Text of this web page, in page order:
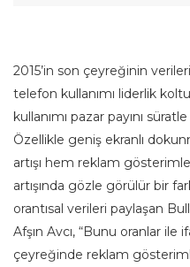
2015’in son çeyreğinin verileri
telefon kullanımı liderlik
kullanımı pazar payını
Özellikle geniş ekranlı
artışı hem reklam
artışında gözle görülür bir
orantısal verileri paylaşan
Afşın Avcı, “Bunu oranlar
çeyreğinde reklam